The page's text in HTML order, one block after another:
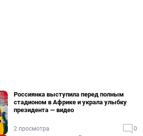
Россиянка выступила перед полным
стадионом в Африке и украла улыбку
президента — видео
2 просмотра 0